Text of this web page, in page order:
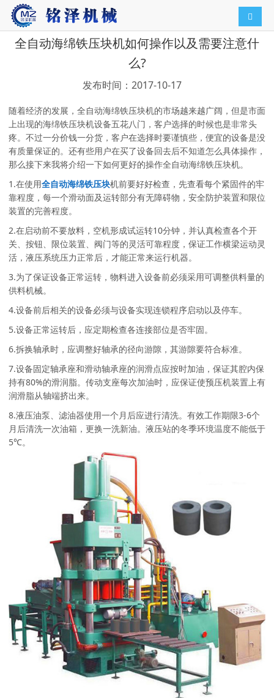
导航
全自动海绵铁压块机如何操作以及需要注意什
么?
发布时间：2017-10-17
随着经济的发展，全自动海绵铁压块机的市场越来越广阔，但是市面
上出现的海绵铁压块机设备五花八门，客户选择的时候也是非常头
疼。不过一分价钱一分货，客户在选择时要谨慎些，便宜的设备是没
有质量保证的。还有些用户在买了设备回去后不知道怎么具体操作，
那么接下来我将介绍一下如何更好的操作全自动海绵铁压块机。
1.在使用全自动海绵铁压块机前要好好检查，先查看每个紧固件的牢
靠程度，每一个滑动面及运转部分有无障碍物，安全防护装置和限位
装置的完善程度。
2.在启动前不要放料，空机形成试运转10分钟，并认真检查各个开
关、按钮、限位装置、阀门等的灵活可靠程度，保证工作横梁运动灵
活，液压系统压力正常后，才能正常来运行机器。
3.为了保证设备正常运转，物料进入设备前必须采用可调整供料量的
供料机械。
4.设备前后相关的设备必须与设备实现连锁程序启动以及停车。
5.设备正常运转后，应定期检查各连接部位是否牢固。
6.拆换轴承时，应调整好轴承的径向游隙，其游隙要符合标准。
7.设备固定轴承座和滑动轴承座的润滑点应按时加油，保证其腔内保
持有80%的滑润脂。传动支座每次加油时，应保证使预压机装置上有
润滑脂从轴端挤出来。
8.液压油泵、滤油器使用一个月后应进行清洗。有效工作期限3-6个
月后清洗一次油箱，更换一洗新油。液压站的冬季环境温度不能低于
5℃。